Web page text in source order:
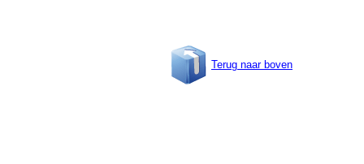
Terug naar boven